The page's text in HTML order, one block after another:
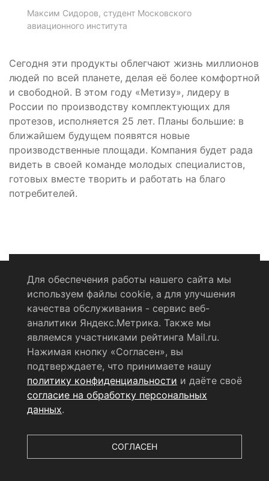
Максим Сидоров, студент Московского
авиационного института
Сегодня эти продукты облегчают жизнь миллионов
людей по всей планете, делая её более комфортной
и свободной. В этом году «Метизу», лидеру в
России по производству комплектующих для
протезов, исполняется 25 лет. Планы большие: в
ближайшем будущем появятся новые
производственные площади. Компания будет рада
видеть в своей команде молодых специалистов,
готовых вместе творить и работать на благо
потребителей.
Политика конфиденциальности
Согласие на обработку персональных данных
RSS-лента
© 2004 - 2026 Сетевое издание Щёлковское ТВ.
Свидетельство о регистрации СМИ
ЭЛ № ФС 77 - 79754 от 07.12.2020 г.
технологий и массовых коммуникаций (РОСКОМНАДЗОР).
Для обеспечения работы нашего сайта мы
используем файлы cookie, а для улучшения
качества обслуживания - сервис веб-
аналитики Яндекс.Метрика. Также мы
являемся участниками рейтинга Mail.ru.
Нажимая кнопку «Согласен», вы
подтверждаете, что принимаете нашу
политику конфиденциальности и даёте своё
согласие на обработку персональных
данных.
СОГЛАСЕН